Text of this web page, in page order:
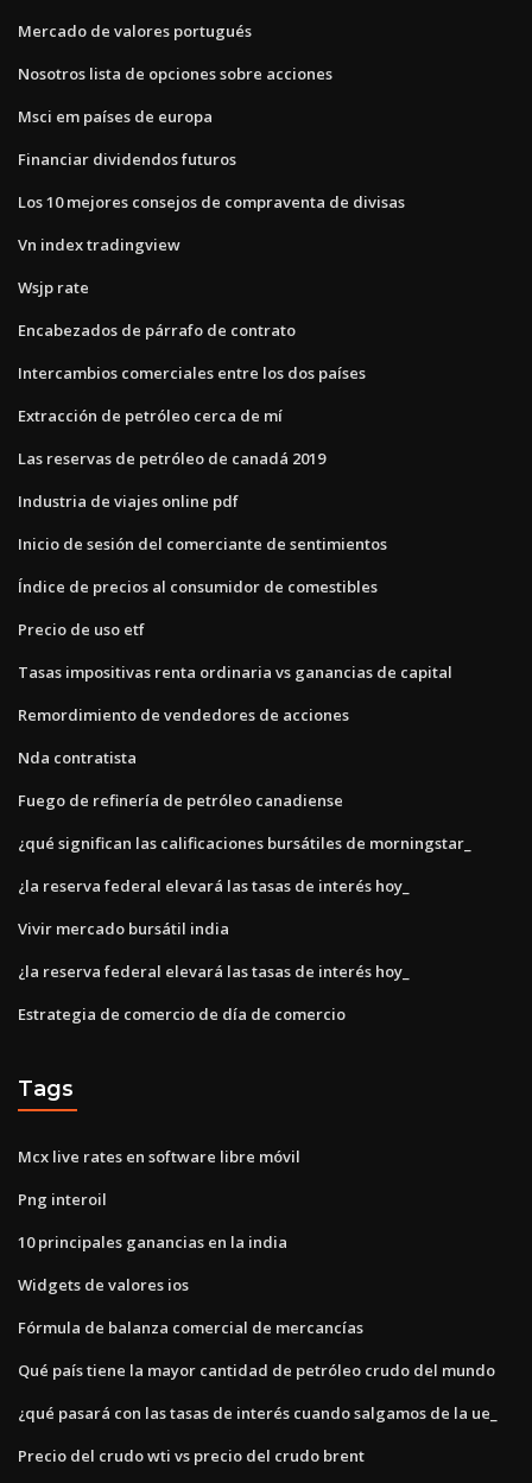
Mercado de valores portugués
Nosotros lista de opciones sobre acciones
Msci em países de europa
Financiar dividendos futuros
Los 10 mejores consejos de compraventa de divisas
Vn index tradingview
Wsjp rate
Encabezados de párrafo de contrato
Intercambios comerciales entre los dos países
Extracción de petróleo cerca de mí
Las reservas de petróleo de canadá 2019
Industria de viajes online pdf
Inicio de sesión del comerciante de sentimientos
Índice de precios al consumidor de comestibles
Precio de uso etf
Tasas impositivas renta ordinaria vs ganancias de capital
Remordimiento de vendedores de acciones
Nda contratista
Fuego de refinería de petróleo canadiense
¿qué significan las calificaciones bursátiles de morningstar_
¿la reserva federal elevará las tasas de interés hoy_
Vivir mercado bursátil india
¿la reserva federal elevará las tasas de interés hoy_
Estrategia de comercio de día de comercio
Tags
Mcx live rates en software libre móvil
Png interoil
10 principales ganancias en la india
Widgets de valores ios
Fórmula de balanza comercial de mercancías
Qué país tiene la mayor cantidad de petróleo crudo del mundo
¿qué pasará con las tasas de interés cuando salgamos de la ue_
Precio del crudo wti vs precio del crudo brent